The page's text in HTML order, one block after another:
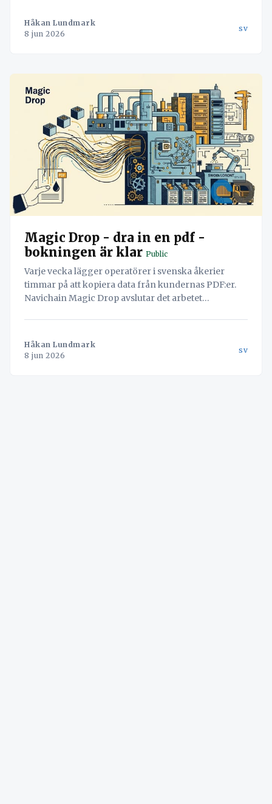
direkt i arbetsflödet.
Håkan Lundmark
8 jun 2026
sv
Magic Drop - dra in en pdf -
bokningen är klar Public
Varje vecka lägger operatörer i svenska åkerier
timmar på att kopiera data från kundernas PDF:er.
Navichain Magic Drop avslutar det arbetet
Håkan Lundmark
8 jun 2026
sv